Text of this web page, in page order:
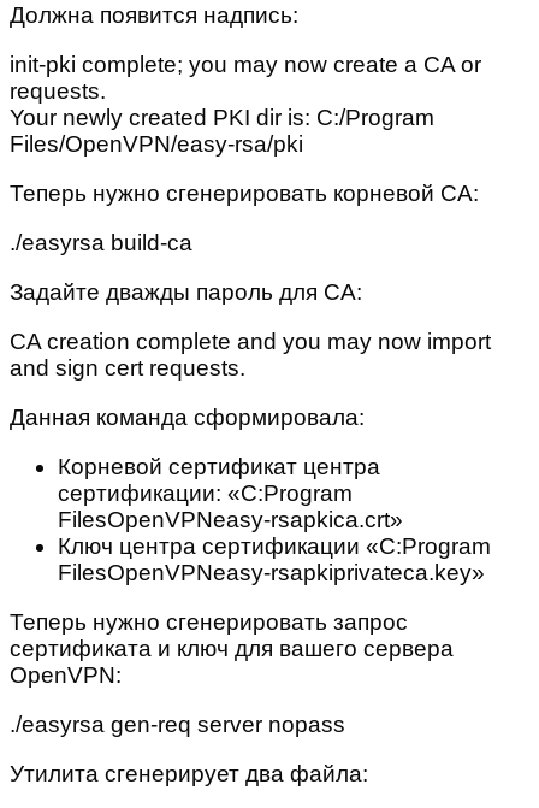
Должна появится надпись:
init-pki complete; you may now create a CA or
requests.
Your newly created PKI dir is: C:/Program
Files/OpenVPN/easy-rsa/pki
Теперь нужно сгенерировать корневой CA:
./easyrsa build-ca
Задайте дважды пароль для CA:
CA creation complete and you may now import
and sign cert requests.
Данная команда сформировала:
Корневой сертификат центра
сертификации: «C:Program
FilesOpenVPNeasy-rsapkica.crt»
Ключ центра сертификации «C:Program
FilesOpenVPNeasy-rsapkiprivateca.key»
Теперь нужно сгенерировать запрос
сертификата и ключ для вашего сервера
OpenVPN:
./easyrsa gen-req server nopass
Утилита сгенерирует два файла: